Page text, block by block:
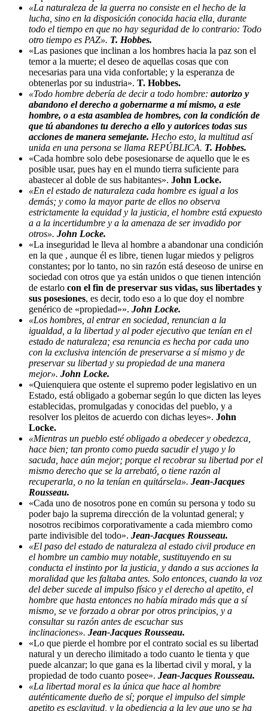
«La naturaleza de la guerra no consiste en el hecho de la
lucha, sino en la disposición conocida hacia ella, durante
todo el tiempo en que no hay seguridad de lo contrario: Todo
otro tiempo es PAZ». T. Hobbes.
«Las pasiones que inclinan a los hombres hacia la paz son el
temor a la muerte; el deseo de aquellas cosas que con
necesarias para una vida confortable; y la esperanza de
obtenerlas por su industria». T. Hobbes.
«Todo hombre debería de decir a todo hombre: autorizo y
abandono el derecho a gobernarme a mí mismo, a este
hombre, o a esta asamblea de hombres, con la condición de
que tú abandones tu derecho a ello y autorices todas sus
acciones de manera semejante. Hecho esto, la multitud así
unida en una persona se llama REPÚBLICA. T. Hobbes.
«Cada hombre solo debe posesionarse de aquello que le es
posible usar, pues hay en el mundo tierra suficiente para
abastecer al doble de sus habitantes». John Locke.
«En el estado de naturaleza cada hombre es igual a los
demás; y como la mayor parte de ellos no observa
estrictamente la equidad y la justicia, el hombre está expuesto
a a la incertidumbre y a la amenaza de ser invadido por
otros». John Locke.
«La inseguridad le lleva al hombre a abandonar una condición
en la que , aunque él es libre, tienen lugar miedos y peligros
constantes; por lo tanto, no sin razón está deseoso de unirse en
sociedad con otros que ya están unidos o que tienen intención
de estarlo con el fin de preservar sus vidas, sus libertades y
sus posesiones, es decir, todo eso a lo que doy el nombre
genérico de «propiedad»». John Locke.
«Los hombres, al entrar en sociedad, renuncian a la
igualdad, a la libertad y al poder ejecutivo que tenían en el
estado de naturaleza; esa renuncia es hecha por cada uno
con la exclusiva intención de preservarse a sí mismo y de
preservar su libertad y su propiedad de una manera
mejor». John Locke.
«Quienquiera que ostente el supremo poder legislativo en un
Estado, está obligado a gobernar según lo que dicten las leyes
establecidas, promulgadas y conocidas del pueblo, y a
resolver los pleitos de acuerdo con dichas leyes». John
Locke.
«Mientras un pueblo esté obligado a obedecer y obedezca,
hace bien; tan pronto como pueda sacudir el yugo y lo
sacuda, hace aún mejor; porque el recobrar su libertad por el
mismo derecho que se la arrebató, o tiene razón al
recuperarla, o no la tenían en quitársela». Jean-Jacques
Rousseau.
«Cada uno de nosotros pone en común su persona y todo su
poder bajo la suprema dirección de la voluntad general; y
nosotros recibimos corporativamente a cada miembro como
parte indivisible del todo». Jean-Jacques Rousseau.
«El paso del estado de naturaleza al estado civil produce en
el hombre un cambio muy notable, sustituyendo en su
conducta el instinto por la justicia, y dando a sus acciones la
moralidad que les faltaba antes. Solo entonces, cuando la voz
del deber sucede al impulso físico y el derecho al apetito, el
hombre que hasta entonces no había mirado más que a sí
mismo, se ve forzado a obrar por otros principios, y a
consultar su razón antes de escuchar sus
inclinaciones». Jean-Jacques Rousseau.
«Lo que pierde el hombre por el contrato social es su libertad
natural y un derecho ilimitado a todo cuanto le tienta y que
puede alcanzar; lo que gana es la libertad civil y moral, y la
propiedad de todo cuanto posee». Jean-Jacques Rousseau.
«La libertad moral es la única que hace al hombre
auténticamente dueño de sí; porque el impulso del simple
apetito es esclavitud, y la obediencia a la ley que uno se ha